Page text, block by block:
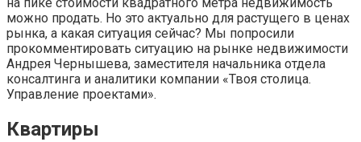
можно продать. Но это актуально для растущего в ценах
рынка, а какая ситуация сейчас? Мы попросили
прокомментировать ситуацию на рынке недвижимости
Андрея Чернышева, заместителя начальника отдела
консалтинга и аналитики компании «Твоя столица.
Управление проектами».
Квартиры